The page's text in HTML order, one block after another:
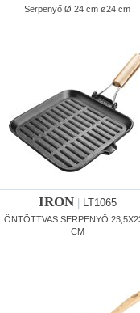
Serpenyő Ø 24 cm ø24 cm
IRON LT1065
ÖNTÖTTVAS SERPENYŐ
CM